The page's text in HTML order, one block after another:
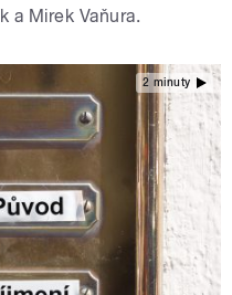
a Mirek Vaňura.
2 minuty